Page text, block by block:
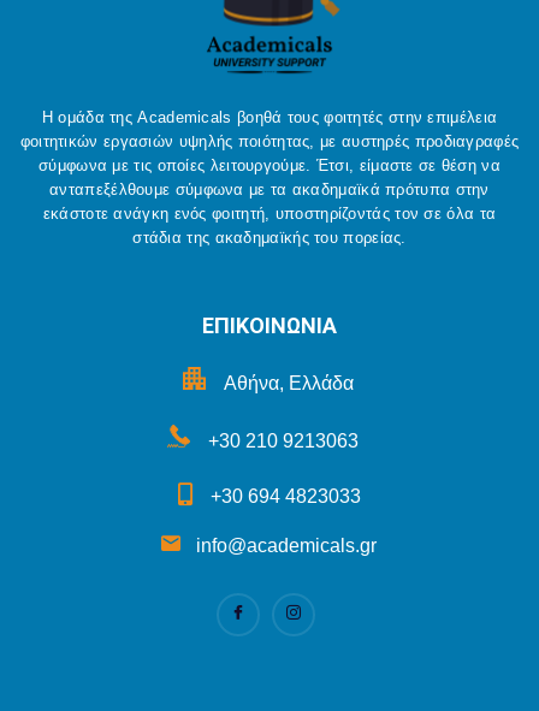
Η ομάδα της Academicals βοηθά τους φοιτητές στην επιμέλεια
φοιτητικών εργασιών υψηλής ποιότητας, με αυστηρές προδιαγραφές
σύμφωνα με τις οποίες λειτουργούμε. Έτσι, είμαστε σε θέση να
ανταπεξέλθουμε σύμφωνα με τα ακαδημαϊκά πρότυπα στην
εκάστοτε ανάγκη ενός φοιτητή, υποστηρίζοντάς τον σε όλα τα
στάδια της ακαδημαϊκής του πορείας.
ΕΠΙΚΟΙΝΩΝΙΑ
Αθήνα, Ελλάδα
+30 210 9213063
+30 694 4823033
info@academicals.gr